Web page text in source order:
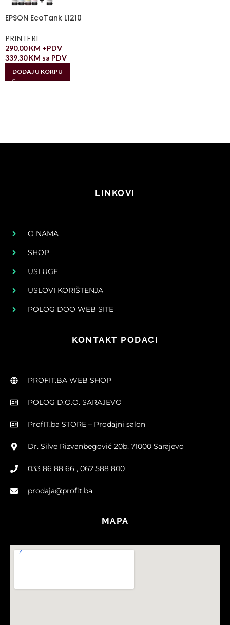
EPSON EcoTank L1210
PRINTERI
290,00KM +PDV
339,30KM sa PDV
DODAJ U KORPU
LINKOVI
O NAMA
SHOP
USLUGE
USLOVI KORIŠTENJA
POLOG DOO WEB SITE
KONTAKT PODACI
PROFIT.BA WEB SHOP
POLOG D.O.O. SARAJEVO
ProfIT.ba STORE – Prodajni salon
Dr. Silve Rizvanbegović 20b, 71000 Sarajevo
033 86 88 66 , 062 588 800
prodaja@profit.ba
MAPA